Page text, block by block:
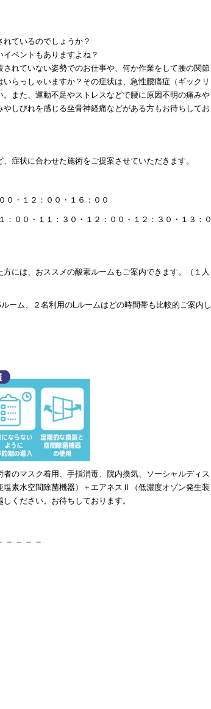
ているのでしょうか？
ベントもありますよね？
れていない姿勢でのお仕事や、何か作業をして腰の関節
らっしゃいますか？その症状は、急性腰痛症（ギックリ
また、運動不足やストレスなどで腰に原因不明の痛みや
しびれを感じる坐骨神経痛などがある方もお待ちしてお
症状に合わせた施術をご提案させていただきます。
・１２：００・１６：００
００・１１：３０・１２：００・１２：３０・１３：０
には、おススメの酸素ルームもご案内できます。（１人
ーム、２名利用のLルームはどの時間帯も比較的ご案内し
のマスク着用、手指消毒、院内換気、ソーシャルディス
素水空間除菌機器）＋エアネスⅡ（低濃度オゾン発生装
ください。お待ちしております。
－－－－